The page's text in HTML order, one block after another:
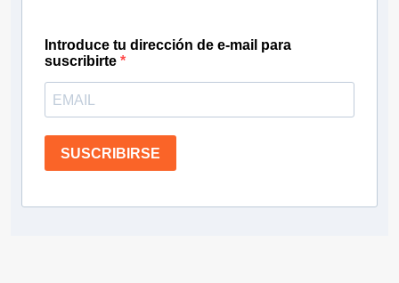
Introduce tu dirección de e-mail para
suscribirte
SUSCRIBIRSE